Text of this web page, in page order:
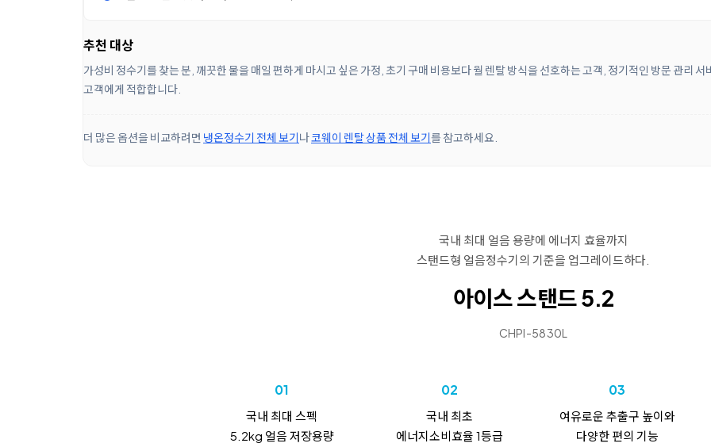
추천 대상
가성비 정수기를 찾는 분, 깨끗한 물을 매일 편하게 마시고 싶은 가정, 초기 구매 비용보다 월 렌탈 방식을 선호하는 고객, 정기적인 방문 관리 서
고객에게 적합합니다.
더 많은 옵션을 비교하려면 냉온정수기 전체 보기나코웨이 렌탈 상품 전체 보기를 참고하세요.
국내 최대 얼음 용량에 에너지 효율까지
스탠드형 얼음정수기의 기준을 업그레이드하다.
아이스 스탠드 5.2
CHPI-5830L
01
국내 최대 스펙
5.2kg 얼음 저장용량
02
국내 최초
에너지소비효율 1등급
03
여유로운 추출구 높이와
다양한 편의 기능